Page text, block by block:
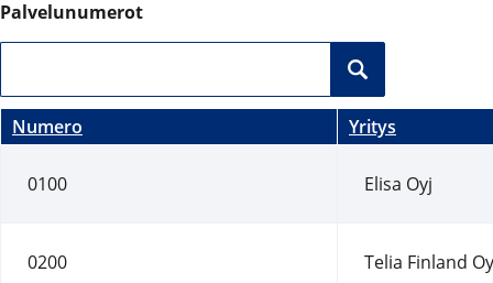
Palvelunumerot
Numero Yritys
0100 Elisa Oyj
0200 Telia Finland